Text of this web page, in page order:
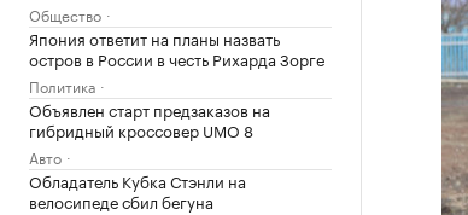
Общество
Япония ответит на планы назвать
остров в России в честь Рихарда Зорге
Политика
Объявлен старт предзаказов на
гибридный кроссовер UMO 8
Авто
Обладатель Кубка Стэнли на
велосипеде сбил бегуна